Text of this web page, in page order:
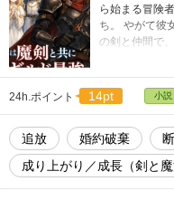
ら始まる冒険
ち。 やがて彼
の剣と仲間で
はない。 魔
間と共に再び
していただけ
24h.ポイント 14pt 小説
追放 婚約破棄
成り上がり／成長（剣と魔